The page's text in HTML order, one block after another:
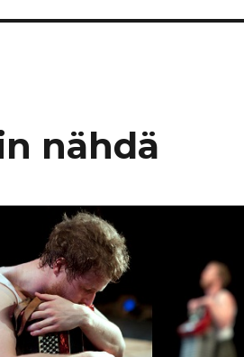
nähdä